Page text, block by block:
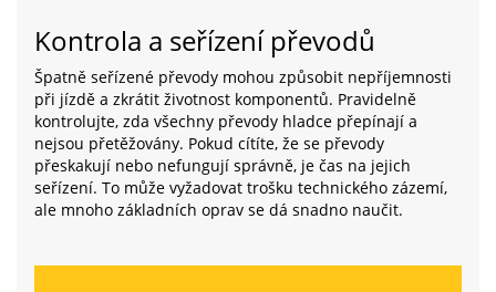
Kontrola a seřízení převodů
Špatně seřízené převody mohou způsobit nepříjemnosti
při jízdě a zkrátit životnost komponentů. Pravidelně
kontrolujte, zda všechny převody hladce přepínají a
nejsou přetěžovány. Pokud cítíte, že se převody
přeskakují nebo nefungují správně, je čas na jejich
seřízení. To může vyžadovat trošku technického zázemí,
ale mnoho základních oprav se dá snadno naučit.